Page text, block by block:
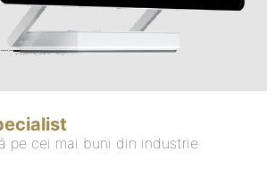
pe cei mai buni din industrie